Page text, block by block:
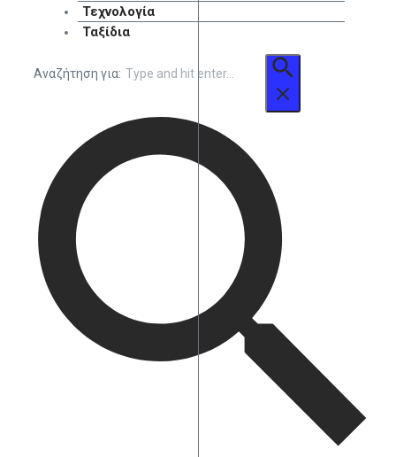
Τεχνολογία
Ταξίδια
Αναζήτηση για: